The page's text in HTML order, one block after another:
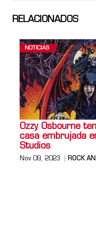
RELACIONADOS
NOTICIAS
Ozzy Osbourne
casa embrujada
Studios
Nov 09, 2023 ROCK